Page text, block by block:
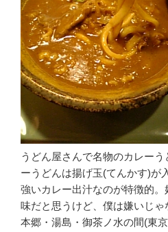
うどん屋さんで名物のカレー
ーうどんは揚げ玉(てんかす)が
強いカレー出汁なのが特徴的
味だと思うけど、僕は嫌いじゃ
本郷・湯島・御茶ノ水の間(東